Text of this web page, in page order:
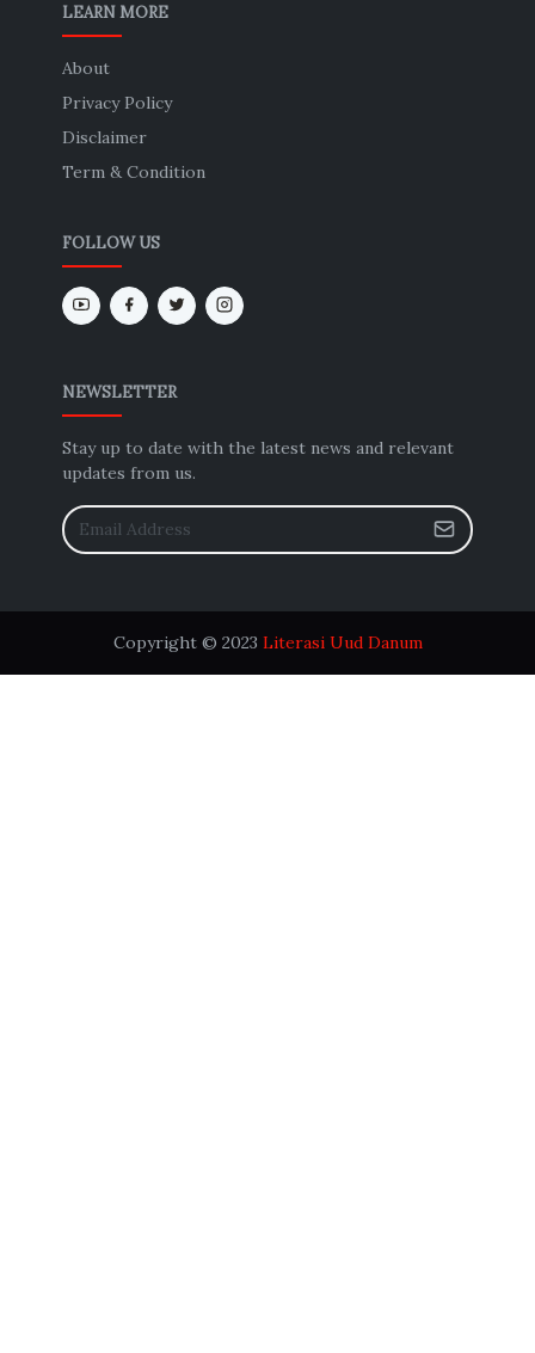
LEARN MORE
About
Privacy Policy
Disclaimer
Term & Condition
FOLLOW US
NEWSLETTER
Stay up to date with the latest news and relevant
updates from us.
Copyright © 2023 Literasi Uud Danum